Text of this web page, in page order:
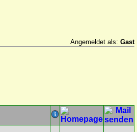
Angemeldet als: Gast